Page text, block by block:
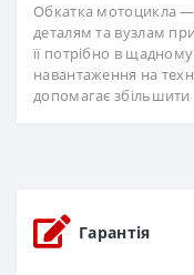
Обкатка мотоцикла
деталям та вузлам
її потрібно в
навантаження на
допомагає
Гарантія